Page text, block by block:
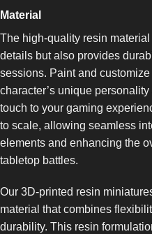
Material
The high-quality resin
details but also provides
sessions. Paint and
character’s unique
touch to your gaming
to scale, allowing seamless
elements and enhancing the
tabletop battles.
Our 3D-printed resin
material that combines
durability. This resin